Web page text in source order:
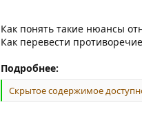
Как понять такие нюансы
Как перевести
Подробнее:
Скрытое содержимое